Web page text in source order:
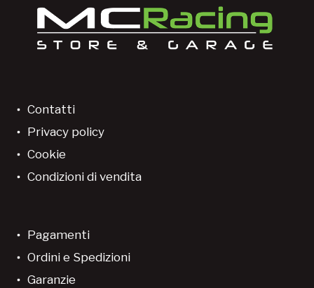
Contatti
Privacy policy
Cookie
Condizioni di vendita
Pagamenti
Ordini e Spedizioni
Garanzie